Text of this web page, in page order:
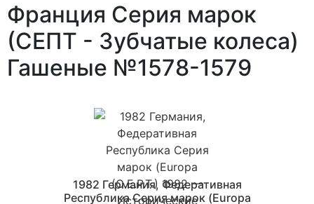
Франция Серия марок
(СЕПТ - Зубчатые колеса)
Гашеные №1578-1579
1982 Германия, Федеративная
Республика Серия марок (Europa